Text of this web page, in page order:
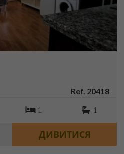
Ref. 20418
1 1
ДИВИТИСЯ